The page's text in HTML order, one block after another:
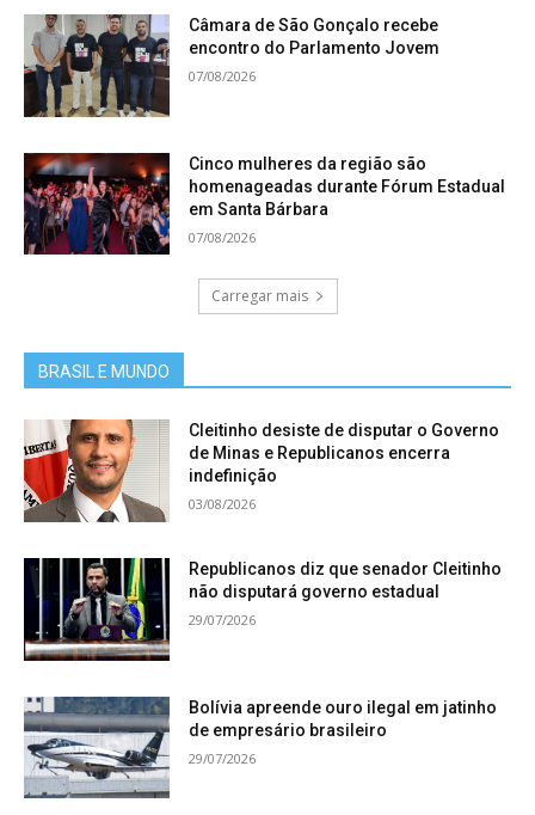
Câmara de São Gonçalo recebe
encontro do Parlamento Jovem
07/08/2026
Cinco mulheres da região são
homenageadas durante Fórum Estadual
em Santa Bárbara
07/08/2026
Carregar mais
BRASIL E MUNDO
Cleitinho desiste de disputar o Governo
de Minas e Republicanos encerra
indefinição
03/08/2026
Republicanos diz que senador Cleitinho
não disputará governo estadual
29/07/2026
Bolívia apreende ouro ilegal em jatinho
de empresário brasileiro
29/07/2026